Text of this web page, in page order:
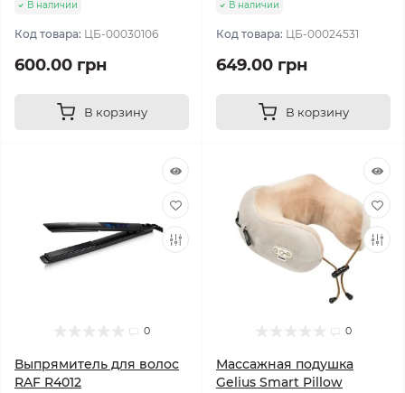
В наличии
Код товара: ЦБ-00030106
600.00 грн
В корзину
В наличии
Код товара: ЦБ-00024531
649.00 грн
В корзину
0
Выпрямитель для волос
RAF R4012
0
Массажная подушка
Gelius Smart Pillow